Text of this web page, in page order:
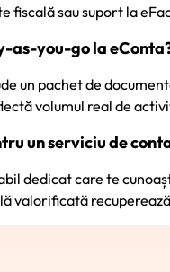
fiscală sau suport la
as-you-go la
un pachet de
volumul real de
un serviciu de
dedicat care te
valorificată